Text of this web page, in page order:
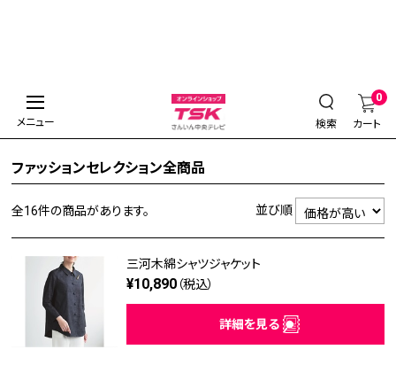
検索 カート
0
メニュー
ファッションセレクション全商品
全16件の商品があります。 並び順
三河木綿シャツジャケット
¥10,890 （税込）
詳細を見る